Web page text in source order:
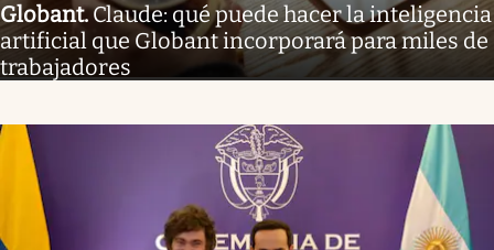
Globant.Claude: qué puede hacer la inteligencia
artificial que Globant incorporará para miles de
trabajadores